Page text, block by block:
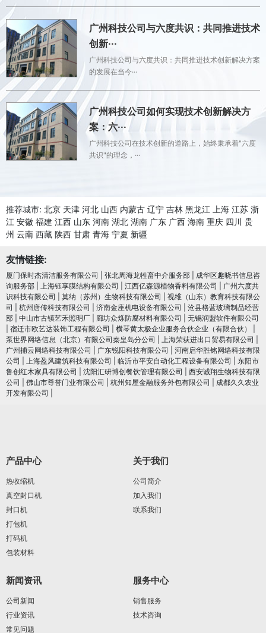
广州科技公司与六度共识：共同推进技术
创新···
广州科技公司与六度共识：共同推进技术创新解决方案
的发展在当今···
广州科技公司如何实现技术创新解决方
案：六···
广州科技公司在技术创新的道路上，始终秉承着"六度
共识"的理念，···
推荐城市: 北京 天津 河北 山西 内蒙古 辽宁 吉林 黑龙江 上海 江苏 浙
江 安徽 福建 江西 山东 河南 湖北 湖南 广东 广西 海南 重庆 四川 贵
州 云南 西藏 陕西 甘肃 青海 宁夏 新疆
友情链接:
厦门保时杰清洁服务有限公司 张北周海龙牲畜中介服务部
成华区趣晓书信息咨
询服务部
上海钰享膜结构有限公司 江西亿森源植物香料有限公司
广州六度共
识科技有限公司
莫纳（苏州）生物科技有限公司
视维（山东）教育科技有限公
司
杭州唐传科技有限公司 济南金座机电设备有限公司
沧县格蓝玻璃制品经营
部
中山市古镇艺禾照明厂 廊坊众烁防腐材料有限公司
无锡润盟软件有限公司
宿迁市欧艺达装饰工程有限公司 横琴黄太极企业服务合伙企业（有限合伙）
泵世界网络信息（北京）有限公司秦皇岛分公司
上海荣荻进出口贸易有限公司
广州捕云网络科技有限公司
广东锐阳科技有限公司
河南启华胜铭网络科技有限
公司
上海盈风建筑科技有限公司 临沂市平安自动化工程设备有限公司
东阳市
鲁创红木家具有限公司
沈阳汇研博创餐饮管理有限公司
西安诚翔生物科技有限
公司
佛山市尊誉门业有限公司 杭州知屋金融服务外包有限公司
成都久久农业
开发有限公司
产品中心
热收缩机
真空封口机
封口机
打包机
打码机
包装材料
关于我们
公司简介
加入我们
联系我们
新闻资讯
公司新闻
行业资讯
常见问题
服务中心
销售服务
技术咨询